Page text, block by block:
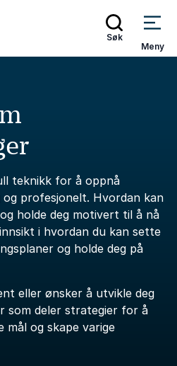
Søk
Meny
teknikk for å oppnå
og profesjonelt. Hvordan kan
holde deg motivert til å nå
i hvordan du kan sette
og holde deg på
eller ønsker å utvikle deg
som deler strategier for å
mål og skape varige